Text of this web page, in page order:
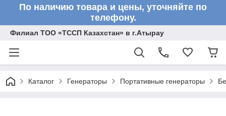
По наличию товара и цены, уточняйте по
телефону.
Филиал ТОО «ТССП Казахстан» в г.Атырау
Каталог Генераторы Портативные генераторы